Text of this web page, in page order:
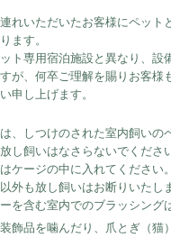
れいただいたお客様にペット
ます。
ト専用宿泊施設と異なり、設
が、何卒ご理解を賜りお客様
申し上げます。
、しつけのされた室内飼いの
し飼いはなさらないでくださ
はケージの中に入れてくださ
外も放し飼いはお断りいたし
を含む室内でのブラッシング
飾品を噛んだり、爪とぎ（猫